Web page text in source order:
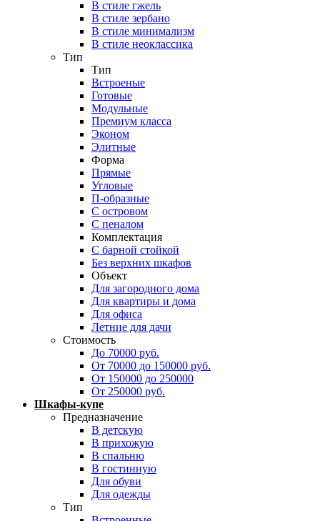
В стиле гжель
В стиле зербано
В стиле минимализм
В стиле неоклассика
Тип
Тип
Встроеные
Готовые
Модульные
Премиум класса
Эконом
Элитные
Форма
Прямые
Угловые
П-образные
С островом
С пеналом
Комплектация
C барной стойкой
Без верхних шкафов
Объект
Для загородного дома
Для квартиры и дома
Для офиса
Летние для дачи
Стоимость
До 70000 руб.
От 70000 до 150000 руб.
От 150000 до 250000
От 250000 руб.
Шкафы-купе
Предназначение
В детскую
В прихожую
В спальню
В гостинную
Для обуви
Для одежды
Тип